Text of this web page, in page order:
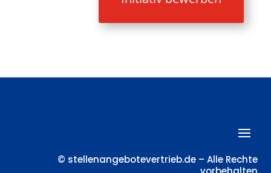
© stellenangebotevertrieb.de – Alle Rechte